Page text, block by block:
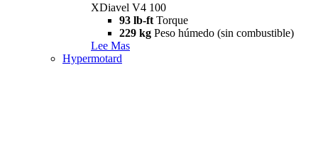
XDiavel V4 100
93 lb-ft Torque
229 kg Peso húmedo (sin combustible)
Lee Mas
Hypermotard